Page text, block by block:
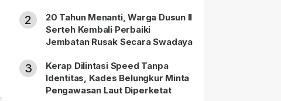
2
20 Tahun Menanti, Warga Dusun II
Serteh Kembali Perbaiki
Jembatan Rusak Secara Swadaya
3
Kerap Dilintasi Speed Tanpa
Identitas, Kades Belungkur Minta
Pengawasan Laut Diperketat